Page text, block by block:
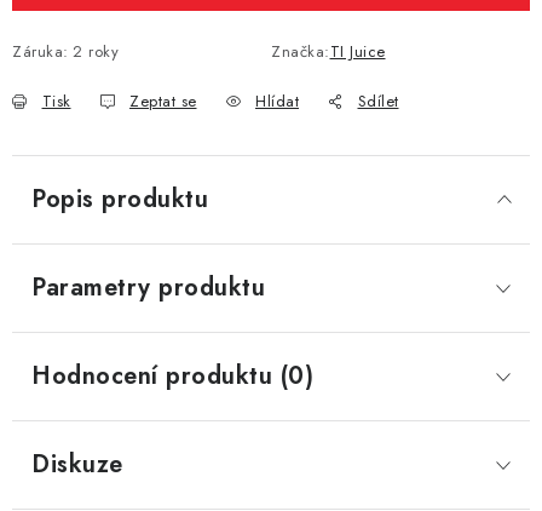
Záruka: 2 roky Značka:TI Juice
Tisk Zeptat se Hlídat Sdílet
Popis produktu
Parametry produktu
Hodnocení produktu (0)
Diskuze